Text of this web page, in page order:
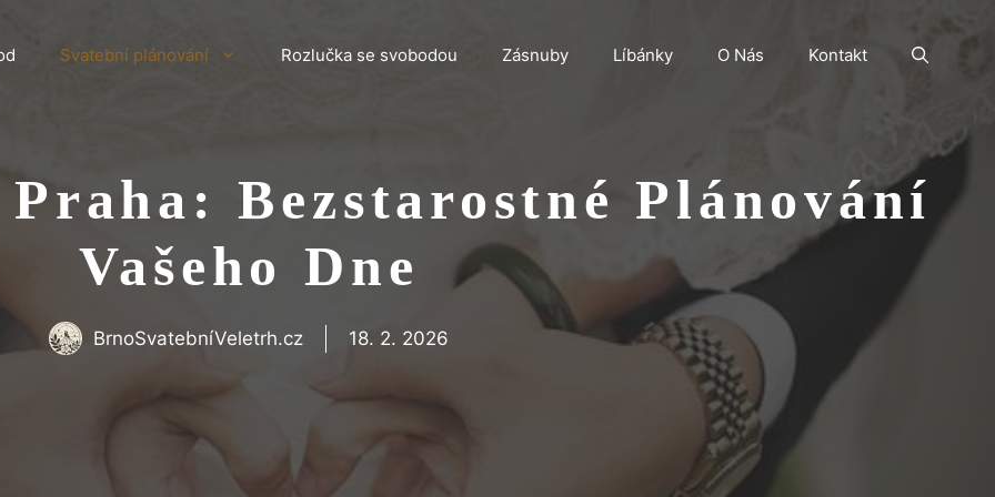
Svatební plánování Rozlučka se svobodou Zásnuby Líbánky O Nás Kontakt
Bezstarostné Plánování
Vašeho Dne
BrnoSvatebníVeletrh.cz 18. 2. 2026